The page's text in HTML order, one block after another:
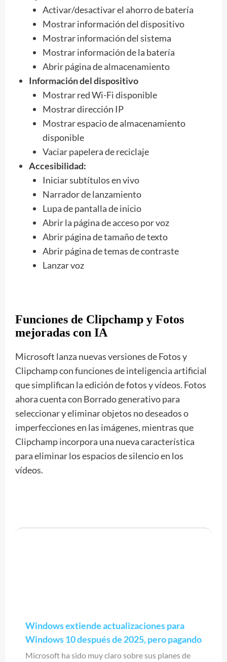
Activar/desactivar el ahorro de batería
Mostrar información del dispositivo
Mostrar información del sistema
Mostrar información de la batería
Abrir página de almacenamiento
Información del dispositivo
Mostrar red Wi-Fi disponible
Mostrar dirección IP
Mostrar espacio de almacenamiento
disponible
Vaciar papelera de reciclaje
Accesibilidad:
Iniciar subtítulos en vivo
Narrador de lanzamiento
Lupa de pantalla de inicio
Abrir la página de acceso por voz
Abrir página de tamaño de texto
Abrir página de temas de contraste
Lanzar voz
Funciones de Clipchamp y Fotos
mejoradas con IA
Microsoft lanza nuevas versiones de Fotos y
Clipchamp con funciones de inteligencia artificial
que simplifican la edición de fotos y vídeos. Fotos
ahora cuenta con Borrado generativo para
seleccionar y eliminar objetos no deseados o
imperfecciones en las imágenes, mientras que
Clipchamp incorpora una nueva característica
para eliminar los espacios de silencio en los
vídeos.
Windows extiende actualizaciones para
Windows 10 después de 2025, pero pagando
Microsoft ha sido muy claro sobre sus planes de